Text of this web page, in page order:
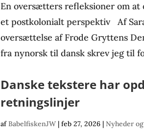
En oversætters refleksioner om
et postkolonialt perspektiv Af
oversættelse af Frode Gryttens
fra nynorsk til dansk skrev jeg til
Danske tekstere har
retningslinjer
afBabelfiskenJW |feb 27, 2026 |Nyheder